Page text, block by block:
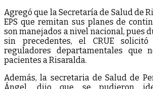
Agregó que la Secretaría de Salud de
EPS que remitan sus planes de
son manejados a nivel nacional, pues
sin precedentes, el CRUE
reguladores departamentales que
pacientes a Risaralda.
Además, la secretaria de Salud de